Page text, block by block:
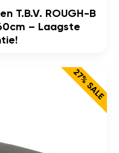
T.b.v. ROUGH-B
– Laagste
27% SALE